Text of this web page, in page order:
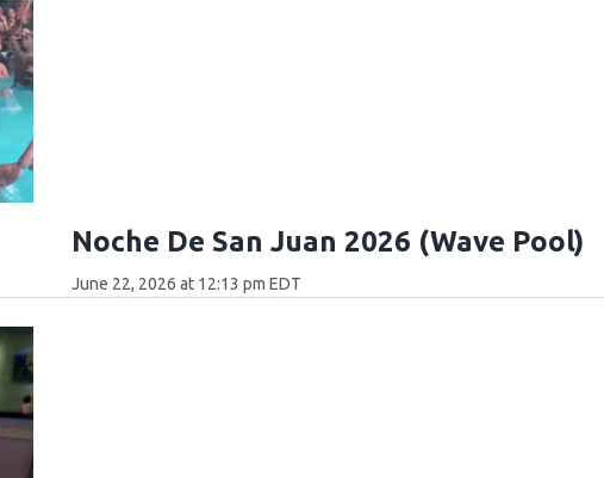
Noche De San Juan 2026 (Wave Pool)
June 22, 2026 at 12:13 pm EDT